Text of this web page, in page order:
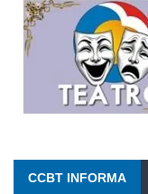
CCBT INFORMA